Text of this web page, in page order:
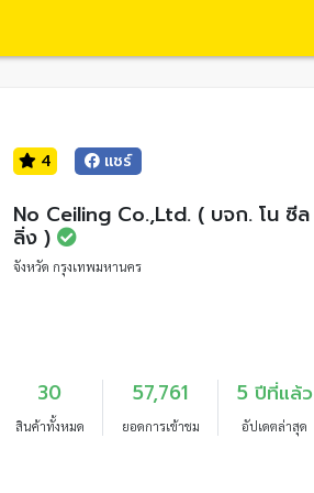
4 แชร์
No Ceiling Co.,Ltd. ( บจก. โน ซีล
ลิ่ง )
จังหวัด กรุงเทพมหานคร
30
สินค้าทั้งหมด
57,761
ยอดการเข้าชม
5 ปีที่แล้ว
อัปเดตล่าสุด